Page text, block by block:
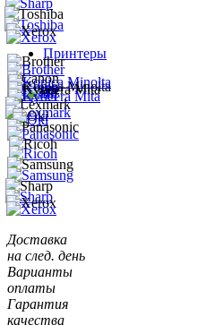
Принтеры
Доставка
на след. день
Варианты
оплаты
Гарантия
качества